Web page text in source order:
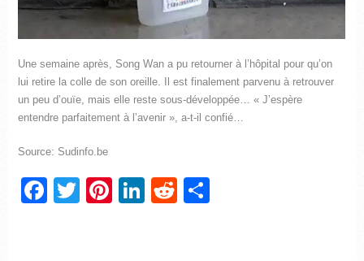
Une semaine après, Song Wan a pu retourner à l’hôpital pour qu’on
lui retire la colle de son oreille. Il est finalement parvenu à retrouver
un peu d’ouïe, mais elle reste sous-développée… « J’espère
entendre parfaitement à l’avenir », a-t-il confié…
Source: Sudinfo.be
Facebook
TwitterPinterest
LinkedIn
Reddit